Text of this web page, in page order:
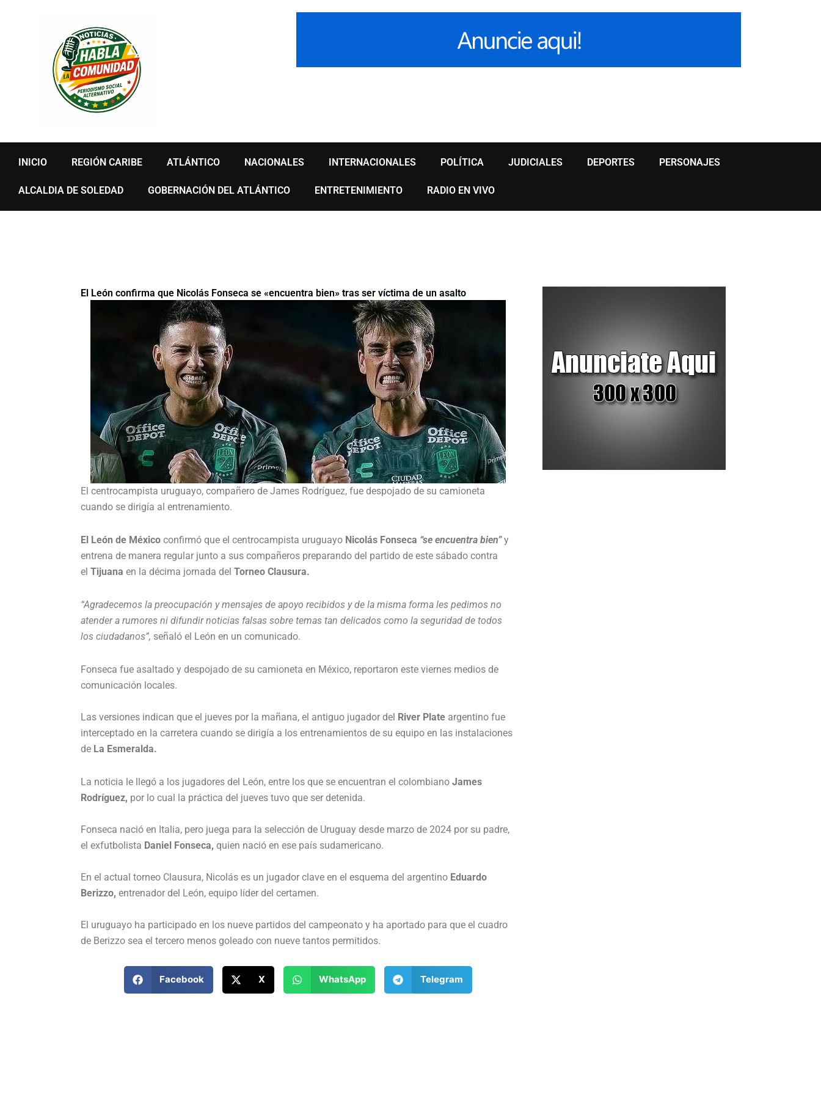
INICIO REGIÓN CARIBE ATLÁNTICO NACIONALES INTERNACIONALES POLÍTICA JUDICIALES DEPORTES PERSONAJES
ALCALDIA DE SOLEDAD GOBERNACIÓN DEL ATLÁNTICO ENTRETENIMIENTO RADIO EN VIVO
El León confirma que Nicolás Fonseca se «encuentra bien» tras ser víctima de un asalto
El centrocampista uruguayo, compañero de James Rodríguez, fue despojado de su camioneta
cuando se dirigía al entrenamiento.
El León de México confirmó que el centrocampista uruguayo Nicolás Fonseca “se encuentra bien”y
entrena de manera regular junto a sus compañeros preparando del partido de este sábado contra
el Tijuana en la décima jornada del Torneo Clausura.
“Agradecemos la preocupación y mensajes de apoyo recibidos y de la misma forma les pedimos no
atender a rumores ni difundir noticias falsas sobre temas tan delicados como la seguridad de todos
los ciudadanos”, señaló el León en un comunicado.
Fonseca fue asaltado y despojado de su camioneta en México, reportaron este viernes medios de
comunicación locales.
Las versiones indican que el jueves por la mañana, el antiguo jugador del River Plate argentino fue
interceptado en la carretera cuando se dirigía a los entrenamientos de su equipo en las instalaciones
de La Esmeralda.
La noticia le llegó a los jugadores del León, entre los que se encuentran el colombiano James
Rodríguez, por lo cual la práctica del jueves tuvo que ser detenida.
Fonseca nació en Italia, pero juega para la selección de Uruguay desde marzo de 2024 por su padre,
el exfutbolista Daniel Fonseca, quien nació en ese país sudamericano.
En el actual torneo Clausura, Nicolás es un jugador clave en el esquema del argentino Eduardo
Berizzo, entrenador del León, equipo líder del certamen.
El uruguayo ha participado en los nueve partidos del campeonato y ha aportado para que el cuadro
de Berizzo sea el tercero menos goleado con nueve tantos permitidos.
Facebook X WhatsApp Telegram